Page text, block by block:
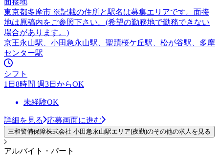
東京都多摩市 ※記載の住所と駅名は募集エリアです。面接
地は原稿内をご参照下さい。(希望の勤務地で勤務できない
場合があります。)
京王永山駅、小田急永山駅、聖蹟桜ケ丘駅、松が谷駅、多摩
センター駅
シフト
1日8時間 週3日からOK
未経験OK
詳細を見る 応募画面に進む
三和警備保障株式会社 小田急永山駅エリア(夜勤)のその他の求人を見る
アルバイト・パート